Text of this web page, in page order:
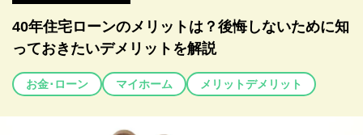
40年住宅ローンのメリットは？後悔しないために知
っておきたいデメリットを解説
お金･ローン マイホーム メリットデメリット